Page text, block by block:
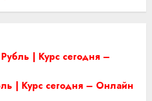
| Курс сегодня –
| Курс сегодня – Онлайн